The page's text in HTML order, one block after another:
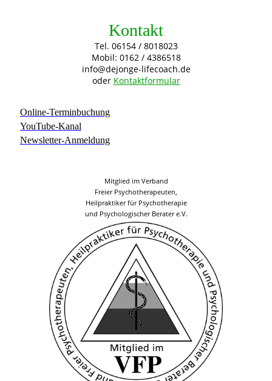
Kontakt
Tel. 06154 / 8018023
Mobil: 0162 / 4386518
info@dejonge-lifecoach.de
oder Kontaktformular
Online-Terminbuchung
YouTube-Kanal
Newsletter-Anmeldung
Mitglied im Verband
Freier Psychotherapeuten,
Heilpraktiker für Psychotherapie
und Psychologischer Berater e.V.